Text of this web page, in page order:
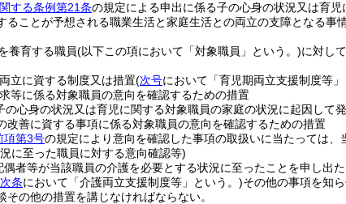
する条例第21条の規定による申出に係る子の心身の状況又は育
ることが予想される職業生活と家庭生活との両立の支障となる事
養育する職員(以下この項において「対象職員」という。)に対し
立に資する制度又は措置(次号において「育児期両立支援制度等
等に係る対象職員の意向を確認するための措置
の心身の状況又は育児に関する対象職員の家庭の状況に起因して
改善に資する事項に係る対象職員の意向を確認するための措置
項第3号の規定により意向を確認した事項の取扱いに当たっては、
に至った職員に対する意向確認等)
者等が当該職員の介護を必要とする状況に至ったことを申し出
次条において「介護両立支援制度等」という。)その他の事項を知
の他の措置を講じなければならない。